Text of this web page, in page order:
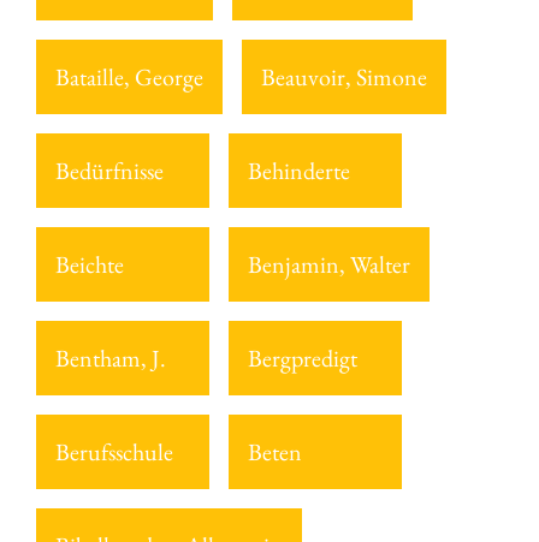
Bataille, George Beauvoir, Simone
Bedürfnisse Behinderte
Beichte Benjamin, Walter
Bentham, J. Bergpredigt
Berufsschule Beten